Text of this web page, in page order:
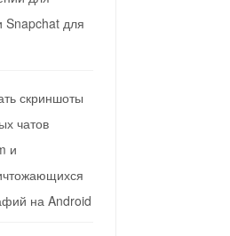
Snapchat для
скриншоты
чатов
и
на Android